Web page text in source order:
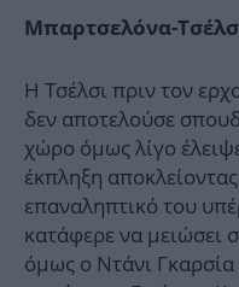
Μπαρτσελόνα-
Η Τσέλσι πριν τον
δεν αποτελούσε
χώρο όμως λίγο
έκπληξη
επαναληπτικό του
κατάφερε να μειώσει
όμως ο Ντάνι Γκαρσία